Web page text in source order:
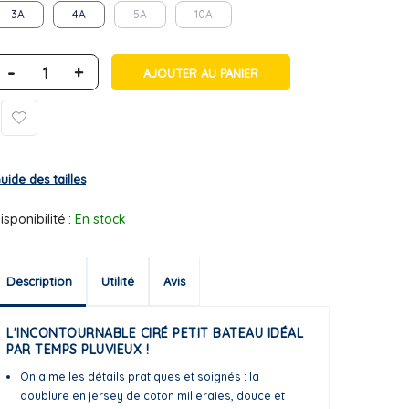
3A 4A 5A 10A
- + AJOUTER AU PANIER
des tailles
: En stock
Description Utilité Avis
L'INCONTOURNABLE CIRÉ PETIT BATEAU IDÉAL
PAR TEMPS PLUVIEUX !
On aime les détails pratiques et soignés : la
doublure en jersey de coton milleraies, douce et